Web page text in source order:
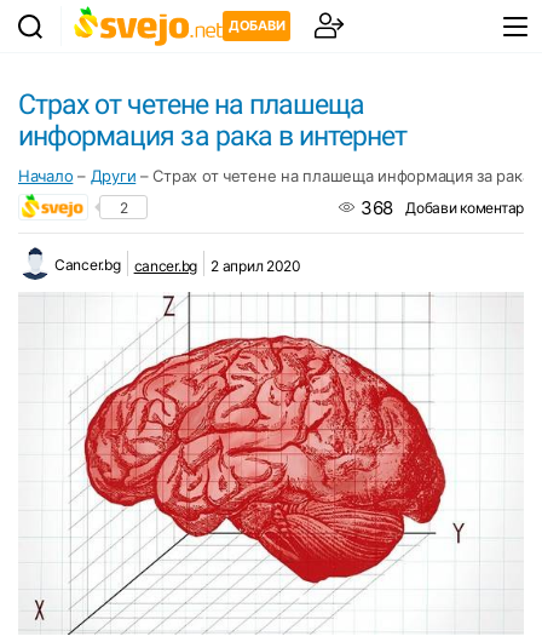
ДОБАВИ
Страх от четене на плашеща
информация за рака в интернет
Начало – Други –Страх от четене на плашеща информация за рака
2 368 Добави коментар
Cancer.bg cancer.bg 2 април 2020